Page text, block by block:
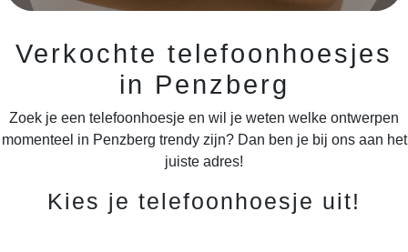
Verkochte telefoonhoesjes
in Penzberg
Zoek je een telefoonhoesje en wil je weten welke ontwerpen
momenteel in Penzberg trendy zijn? Dan ben je bij ons aan het
juiste adres!
Kies je telefoonhoesje uit!